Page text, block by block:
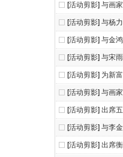
[活动剪影] 与画
[活动剪影] 与杨
[活动剪影] 与金
[活动剪影] 与宋
[活动剪影] 为新
[活动剪影] 与画
[活动剪影] 出席
[活动剪影] 与李
[活动剪影] 出席